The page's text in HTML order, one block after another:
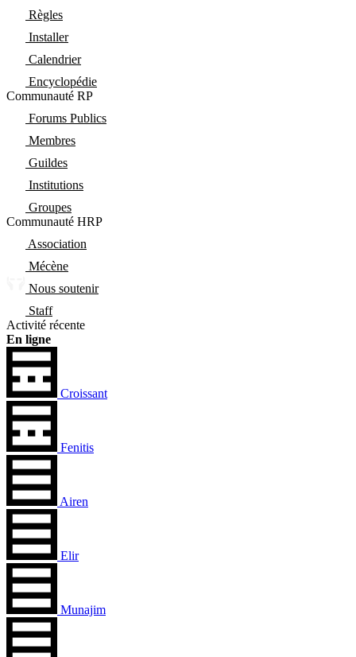
Règles
Installer
Calendrier
Encyclopédie
Communauté RP
Forums Publics
Membres
Guildes
Institutions
Groupes
Communauté HRP
Association
Mécène
Nous soutenir
Staff
Activité récente
En ligne
Croissant
Fenitis
Airen
Elir
Munajim